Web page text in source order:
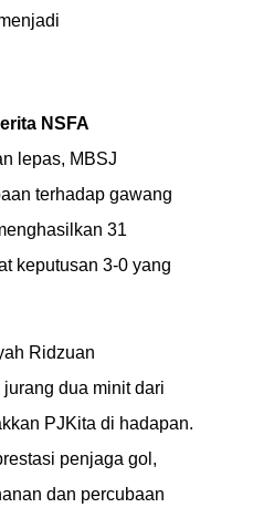
NSFA
lepas, MBSJ
terhadap gawang
31
keputusan 3-0 yang
Ridzuan
dua minit dari
PJKita di hadapan.
penjaga gol,
dan percubaan